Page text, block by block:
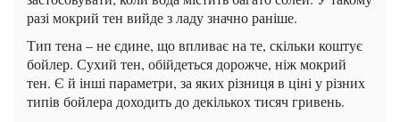
разі мокрий тен вийде з ладу значно раніше.
Тип тена – не єдине, що впливає на те, скільки коштує
бойлер. Сухий тен, обійдеться дорожче, ніж мокрий
тен. Є й інші параметри, за яких різниця в ціні у різних
типів бойлера доходить до декількох тисяч гривень.